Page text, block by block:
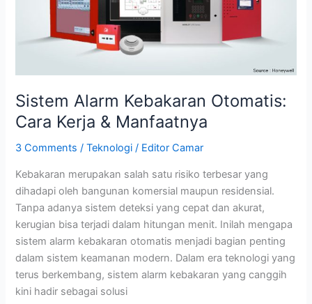
Sistem Alarm Kebakaran Otomatis:
Cara Kerja & Manfaatnya
3 Comments /Teknologi / Editor Camar
Kebakaran merupakan salah satu risiko terbesar yang
dihadapi oleh bangunan komersial maupun residensial.
Tanpa adanya sistem deteksi yang cepat dan akurat,
kerugian bisa terjadi dalam hitungan menit. Inilah mengapa
sistem alarm kebakaran otomatis menjadi bagian penting
dalam sistem keamanan modern. Dalam era teknologi yang
terus berkembang, sistem alarm kebakaran yang canggih
kini hadir sebagai solusi